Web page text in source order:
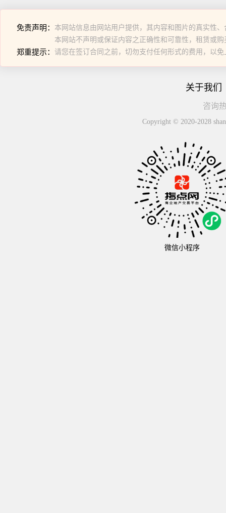
免责声明： 本网站信息由网站用户提供，其内容和图片的真实性
本网站不声明或保证内容之正确性和可靠性，租赁或
郑重提示： 请您在签订合同之前，切勿支付任何形式的费用，以免
关于我们
咨询
Copyright © 2020-2028
微信小程序